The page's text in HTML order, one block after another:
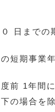
日までの
期事業
1年間
の場合を除